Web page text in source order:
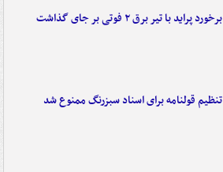
برخورد پراید با تیر برق ۲ فوتی بر جای گذاشت
تنظیم قولنامه برای اسناد سبزرنگ ممنوع شد